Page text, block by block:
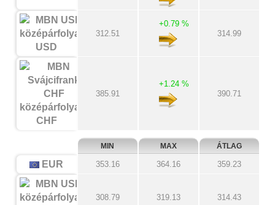
USD
312.51
+0.79 %
314.99
CHF
385.91
+1.24 %
390.71
MIN MAX ÁTLAG
EUR 353.16 364.16 359.23
308.79 319.13 314.43